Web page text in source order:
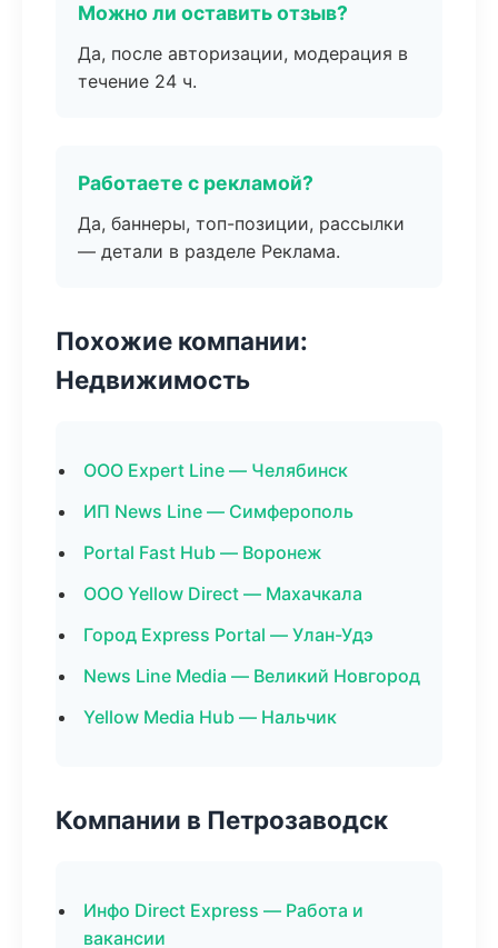
Можно ли оставить отзыв?
Да, после авторизации, модерация в
течение 24 ч.
Работаете с рекламой?
Да, баннеры, топ-позиции, рассылки
— детали в разделе Реклама.
Похожие компании:
Недвижимость
ООО Expert Line — Челябинск
ИП News Line — Симферополь
Portal Fast Hub — Воронеж
ООО Yellow Direct — Махачкала
Город Express Portal — Улан-Удэ
News Line Media — Великий Новгород
Yellow Media Hub — Нальчик
Компании в Петрозаводск
Инфо Direct Express — Работа и
вакансии